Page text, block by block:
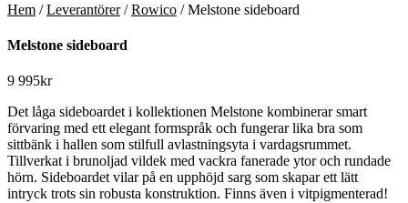
Hem /Leverantörer/Rowico / Melstone sideboard
Melstone sideboard
9 995kr
Det låga sideboardet i kollektionen Melstone kombinerar smart
förvaring med ett elegant formspråk och fungerar lika bra som
sittbänk i hallen som stilfull avlastningsyta i vardagsrummet.
Tillverkat i brunoljad vildek med vackra fanerade ytor och rundade
hörn. Sideboardet vilar på en upphöjd sarg som skapar ett lätt
intryck trots sin robusta konstruktion. Finns även i vitpigmenterad!